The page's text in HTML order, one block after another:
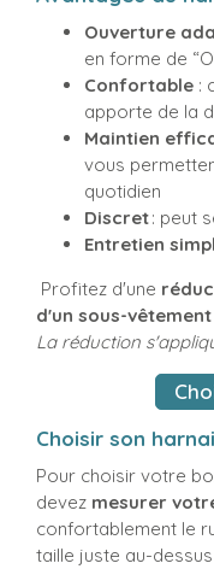
Ouverture
en forme de
Confortable :
apporte de la
Maintien
vous
quotidien
Discret: peut
Entretien
Profitez d'une
d'un sous-
La réduction
Choisir son
Pour choisir votre
devez mesurer
confortablement le
taille juste au-